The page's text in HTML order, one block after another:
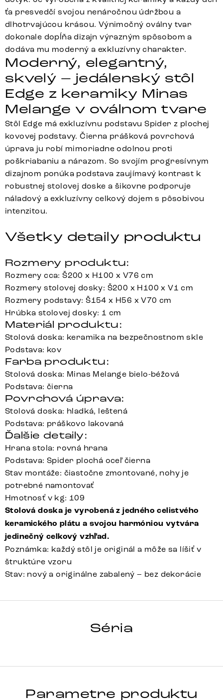
ťa presvedčí svojou nenáročnou údržbou a
dlhotrvajúcou krásou. Výnimočný oválny tvar
dokonale dopĺňa dizajn výrazným spôsobom a
dodáva mu moderný a exkluzívny charakter.
Moderný, elegantný,
skvelý – jedálenský stôl
Edge z keramiky Minas
Melange v oválnom tvare
Stôl Edge má exkluzívnu podstavu Spider z plochej
kovovej podstavy. Čierna prášková povrchová
úprava ju robí mimoriadne odolnou proti
poškriabaniu a nárazom. So svojím progresívnym
dizajnom ponúka podstava zaujímavý kontrast k
robustnej stolovej doske a šikovne podporuje
náladový a exkluzívny celkový dojem s pôsobivou
intenzitou.
Všetky detaily produktu
Rozmery produktu:
Rozmery cca: Š200 x H100 x V76 cm
Rozmery stolovej dosky: Š200 x H100 x V1 cm
Rozmery podstavy: Š154 x H56 x V70 cm
Hrúbka stolovej dosky: 1 cm
Materiál produktu:
Stolová doska: keramika na bezpečnostnom skle
Podstava: kov
Farba produktu:
Stolová doska: Minas Melange bielo-béžová
Podstava: čierna
Povrchová úprava:
Stolová doska: hladká, leštená
Podstava: práškovo lakovaná
Ďalšie detaily:
Hrana stola: rovná hrana
Podstava: Spider plochá oceľ čierna
Stav montáže: čiastočne zmontované, nohy je
potrebné namontovať
Hmotnosť v kg: 109
Stolová doska je vyrobená z jedného celistvého
keramického plátu a svojou harmóniou vytvára
jedinečný celkový vzhľad.
Poznámka: každý stôl je originál a môže sa líšiť v
štruktúre vzoru
Stav: nový a originálne zabalený – bez dekorácie
Séria
Parametre produktu